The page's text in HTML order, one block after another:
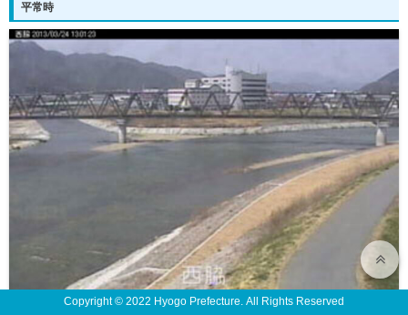
平常時
Copyright © 2022 Hyogo Prefecture. All Rights Reserved